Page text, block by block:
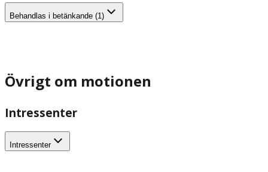
Behandlas i betänkande (1)
Övrigt om motionen
Intressenter
Intressenter